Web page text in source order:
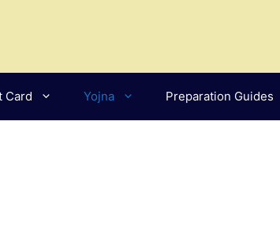
Card Yojna Preparation Guides